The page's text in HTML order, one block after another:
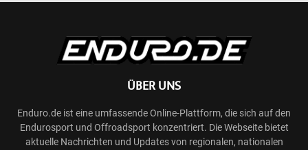
ÜBER UNS
Enduro.de ist eine umfassende Online-Plattform, die sich auf den
Endurosport und Offroadsport konzentriert. Die Webseite bietet
aktuelle Nachrichten und Updates von regionalen, nationalen